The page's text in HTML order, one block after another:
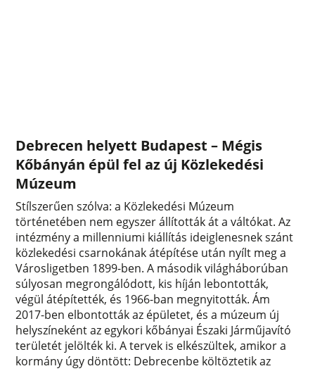
Debrecen helyett Budapest – Mégis
Kőbányán épül fel az új Közlekedési
Múzeum
Stílszerűen szólva: a Közlekedési Múzeum
történetében nem egyszer állították át a váltókat. Az
intézmény a millenniumi kiállítás ideiglenesnek szánt
közlekedési csarnokának átépítése után nyílt meg a
Városligetben 1899-ben. A második világháborúban
súlyosan megrongálódott, kis híján lebontották,
végül átépítették, és 1966-ban megnyitották. Ám
2017-ben elbontották az épületet, és a múzeum új
helyszíneként az egykori kőbányai Északi Járműjavító
területét jelölték ki. A tervek is elkészültek, amikor a
kormány úgy döntött: Debrecenbe költöztetik az